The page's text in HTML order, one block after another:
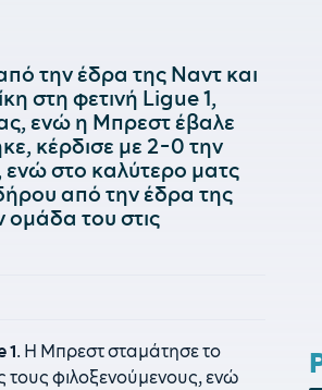
την έδρα της Ναντ και
στη φετινή Ligue 1,
ενώ η Μπρεστ έβαλε
κέρδισε με 2-0 την
ενώ στο καλύτερο ματς
από την έδρα της
ομάδα του στις
1. Η Μπρεστ σταμάτησε το
τους φιλοξενούμενους, ενώ